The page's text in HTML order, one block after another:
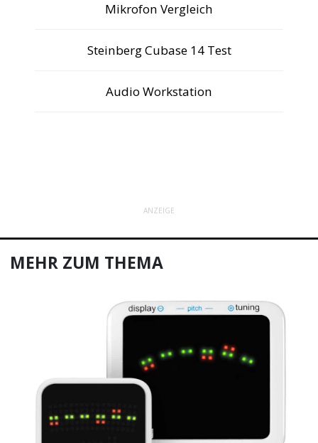
Mikrofon Vergleich
Steinberg Cubase 14 Test
Audio Workstation
ANZEIGE
MEHR ZUM THEMA